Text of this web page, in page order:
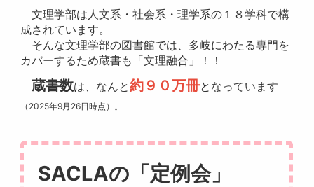
文理学部は人文系・社会系・理学系の１８学科で構
成されています。
そんな文理学部の図書館では、多岐にわたる専門を
カバーするため蔵書も「文理融合」！！
蔵書数は、なんと約９０万冊となっています
（2025年9月26日時点）。
SACLAの「定例会」